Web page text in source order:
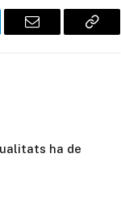
Email
Copy
ha de